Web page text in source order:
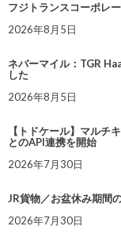
フジトランスコーポレ
2026年8月5日
ネバーマイル：TGR
した
2026年8月5日
【トドケール】マルチ
とのAPI連携を開始
2026年7月30日
JR貨物／お盆休み期間
2026年7月30日